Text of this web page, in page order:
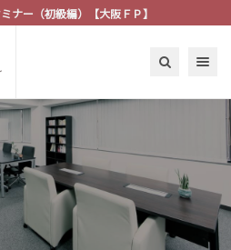
ナー（初級編）【大阪ＦＰ】
Toggle